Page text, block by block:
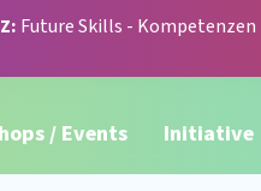
Future Skills - Kompetenzen
/ Events Initiative